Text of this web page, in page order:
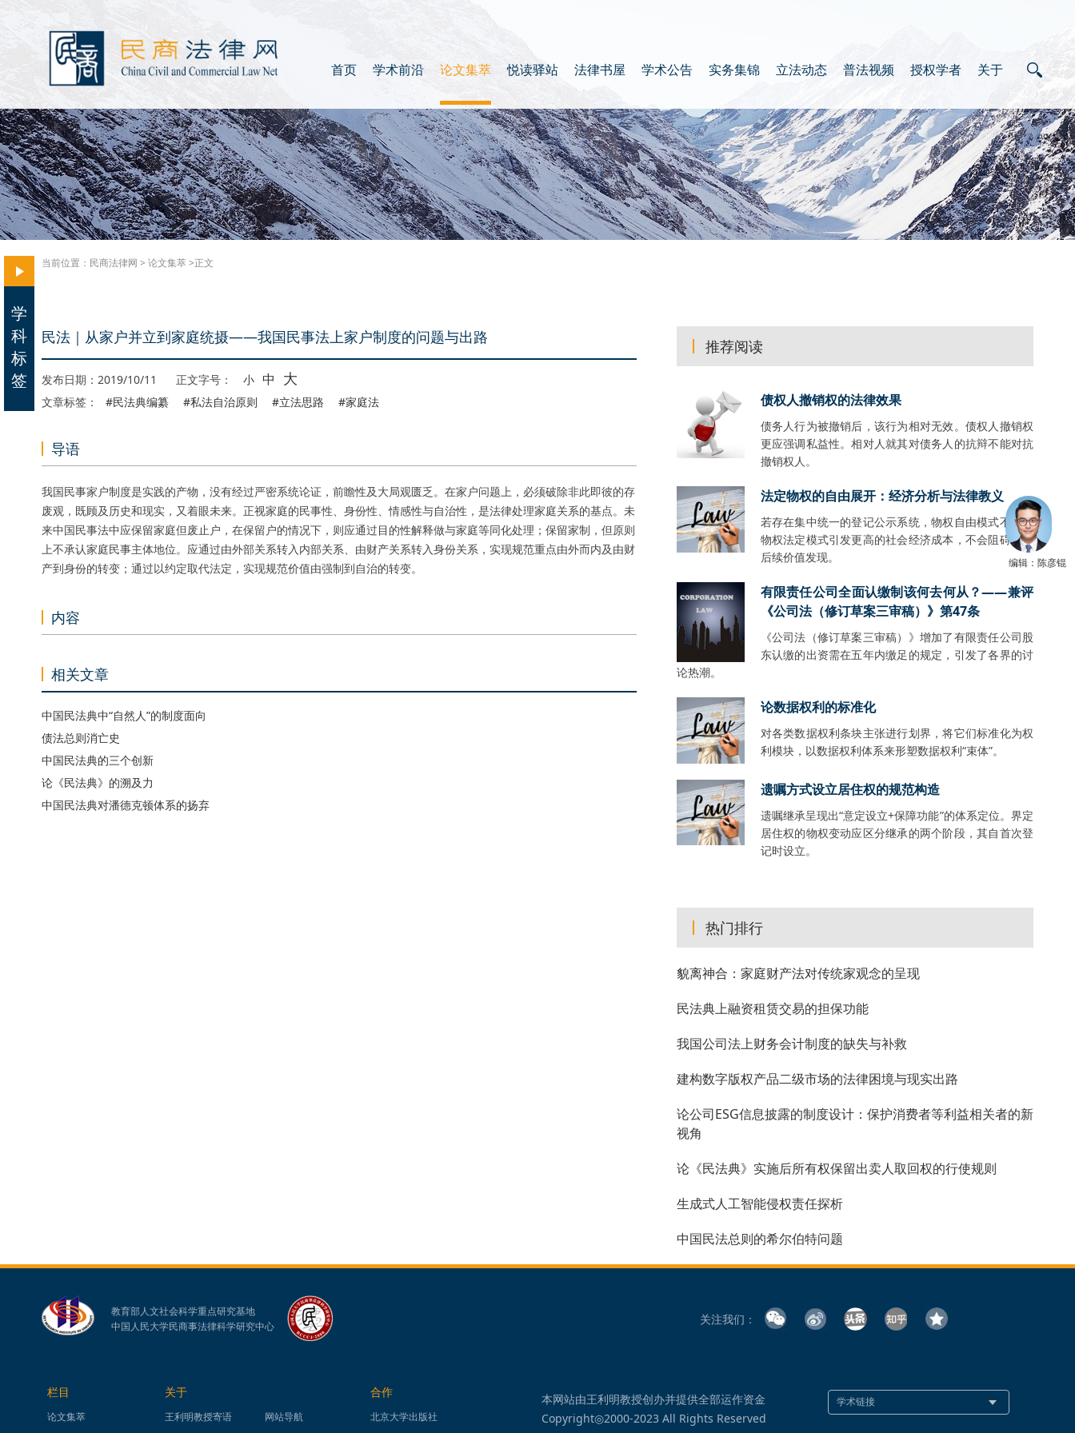
首页 学术前沿 论文集萃 悦读驿站 法律书屋 学术公告 实务集锦 立法动态 普法视频 授权学者 关于
当前位置： 民商法律网 > 论文集萃>正文
民法｜从家户并立到家庭统摄——我国民事法上家户制度的问题与出路
发布日期：2019/10/11 正文字号： 小 中 大
文章标签： #民法典编纂 #私法自治原则 #立法思路 #家庭法
导语
我国民事家户制度是实践的产物，没有经过严密系统论证，前瞻性及大局观匮乏。在家户问题上，必须破除非此即彼的存
废观，既顾及历史和现实，又着眼未来。正视家庭的民事性、身份性、情感性与自治性，是法律处理家庭关系的基点。未
来中国民事法中应保留家庭但废止户，在保留户的情况下，则应通过目的性解释做与家庭等同化处理；保留家制，但原则
上不承认家庭民事主体地位。应通过由外部关系转入内部关系、由财产关系转入身份关系，实现规范重点由外而内及由财
产到身份的转变；通过以约定取代法定，实现规范价值由强制到自治的转变。
内容
相关文章
中国民法典中“自然人”的制度面向
债法总则消亡史
中国民法典的三个创新
论《民法典》的溯及力
中国民法典对潘德克顿体系的扬弃
推荐阅读
债权人撤销权的法律效果
债务人行为被撤销后，该行为相对无效。债权人撤销权
更应强调私益性。相对人就其对债务人的抗辩不能对抗
撤销权人。
法定物权的自由展开：经济分析与法律教义
若存在集中统一的登记公示系统，物权自由模式不会比
物权法定模式引发更高的社会经济成本，不会阻碍财产
后续价值发现。
有限责任公司全面认缴制该何去何从？——兼评
《公司法（修订草案三审稿）》第47条
《公司法（修订草案三审稿）》增加了有限责任公司股
东认缴的出资需在五年内缴足的规定，引发了各界的讨
论热潮。
论数据权利的标准化
对各类数据权利条块主张进行划界，将它们标准化为权
利模块，以数据权利体系来形塑数据权利“束体”。
遗嘱方式设立居住权的规范构造
遗嘱继承呈现出“意定设立+保障功能”的体系定位。界定
居住权的物权变动应区分继承的两个阶段，其自首次登
记时设立。
热门排行
貌离神合：家庭财产法对传统家观念的呈现
民法典上融资租赁交易的担保功能
我国公司法上财务会计制度的缺失与补救
建构数字版权产品二级市场的法律困境与现实出路
论公司ESG信息披露的制度设计：保护消费者等利益相关者的新
视角
论《民法典》实施后所有权保留出卖人取回权的行使规则
生成式人工智能侵权责任探析
中国民法总则的希尔伯特问题
编辑：陈彦锟
教育部人文社会科学重点研究基地
中国人民大学民商事法律科学研究中心
栏目
论文集萃
关于
王利明教授寄语 网站导航
合作
北京大学出版社
关注我们：
本网站由王利明教授创办并提供全部运作资金
Copyright◎2000-2023 All Rights Reserved
学
科
标
签